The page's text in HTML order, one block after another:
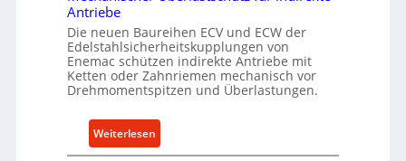
Antriebe
Die neuen Baureihen ECV und ECW der
Edelstahlsicherheitskupplungen von
Enemac schützen indirekte Antriebe mit
Ketten oder Zahnriemen mechanisch vor
Drehmomentspitzen und Überlastungen.
Weiterlesen:
M